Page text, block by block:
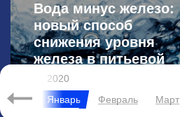
2020
Январь
Февраль Март
Вода минус железо:
новый способ
снижения уровня
железа в питьевой
воде